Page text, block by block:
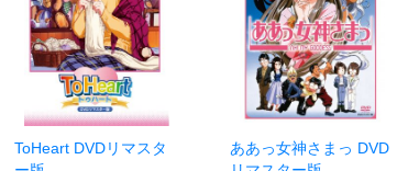
ToHeart DVDリマスタ
ああっ女神さまっ DVD